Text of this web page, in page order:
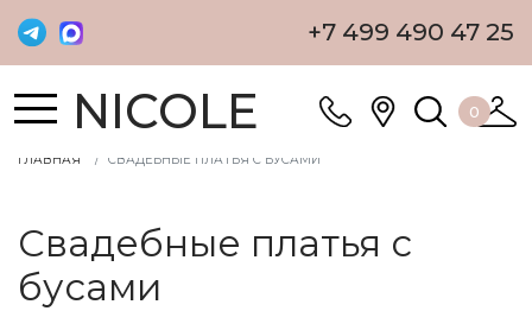
+7 499 490 47 25
NICOLE 0
ГЛАВНАЯ СВАДЕБНЫЕ ПЛАТЬЯ С БУСАМИ
Свадебные платья с
бусами